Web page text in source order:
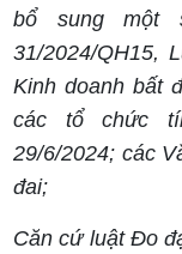
bổ sung một
31/2024/QH15,
Kinh doanh bất
các tổ chức
29/6/2024; các
đai;
Căn cứ luật Đo